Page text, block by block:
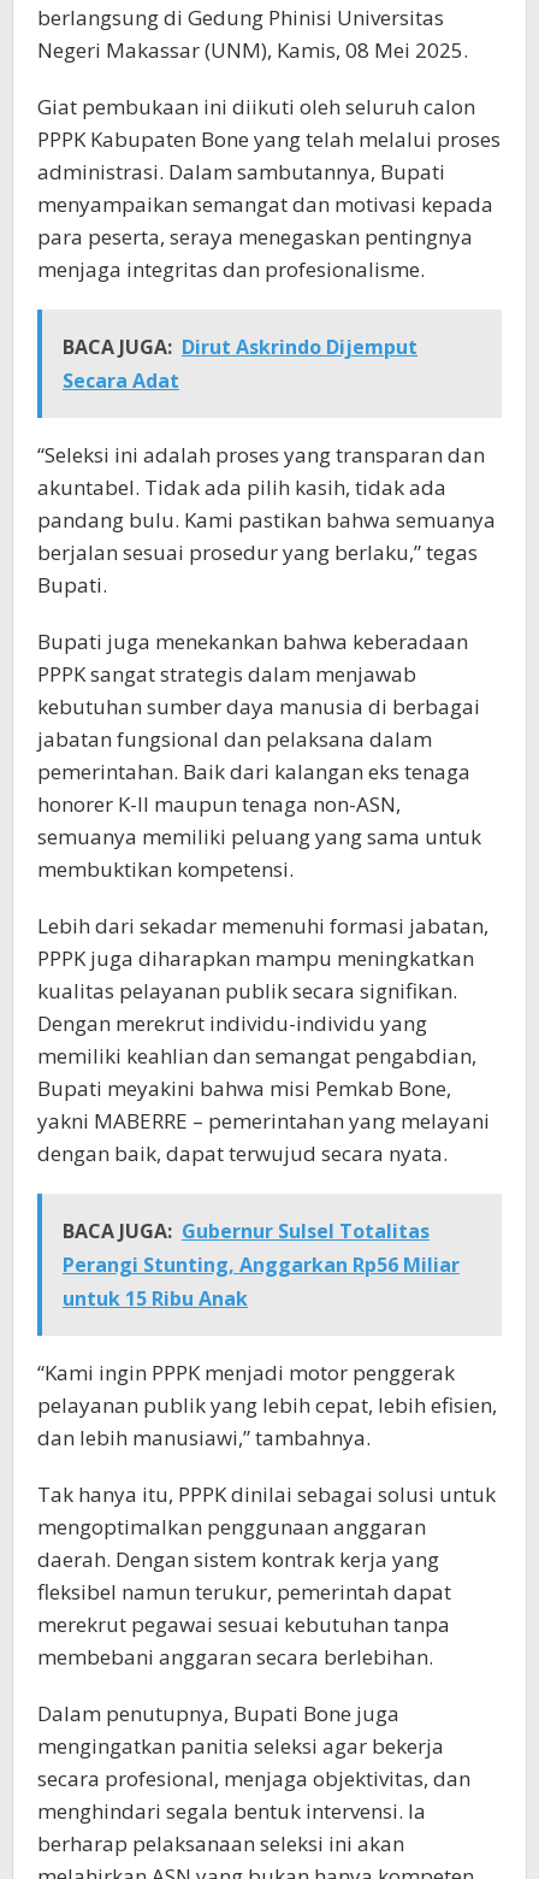
berlangsung di Gedung Phinisi Universitas
Negeri Makassar (UNM), Kamis, 08 Mei 2025.
Giat pembukaan ini diikuti oleh seluruh calon
PPPK Kabupaten Bone yang telah melalui proses
administrasi. Dalam sambutannya, Bupati
menyampaikan semangat dan motivasi kepada
para peserta, seraya menegaskan pentingnya
menjaga integritas dan profesionalisme.
BACA JUGA: Dirut Askrindo Dijemput
Secara Adat
“Seleksi ini adalah proses yang transparan dan
akuntabel. Tidak ada pilih kasih, tidak ada
pandang bulu. Kami pastikan bahwa semuanya
berjalan sesuai prosedur yang berlaku,” tegas
Bupati.
Bupati juga menekankan bahwa keberadaan
PPPK sangat strategis dalam menjawab
kebutuhan sumber daya manusia di berbagai
jabatan fungsional dan pelaksana dalam
pemerintahan. Baik dari kalangan eks tenaga
honorer K-II maupun tenaga non-ASN,
semuanya memiliki peluang yang sama untuk
membuktikan kompetensi.
Lebih dari sekadar memenuhi formasi jabatan,
PPPK juga diharapkan mampu meningkatkan
kualitas pelayanan publik secara signifikan.
Dengan merekrut individu-individu yang
memiliki keahlian dan semangat pengabdian,
Bupati meyakini bahwa misi Pemkab Bone,
yakni MABERRE – pemerintahan yang melayani
dengan baik, dapat terwujud secara nyata.
BACA JUGA: Gubernur Sulsel Totalitas
Perangi Stunting, Anggarkan Rp56 Miliar
untuk 15 Ribu Anak
“Kami ingin PPPK menjadi motor penggerak
pelayanan publik yang lebih cepat, lebih efisien,
dan lebih manusiawi,” tambahnya.
Tak hanya itu, PPPK dinilai sebagai solusi untuk
mengoptimalkan penggunaan anggaran
daerah. Dengan sistem kontrak kerja yang
fleksibel namun terukur, pemerintah dapat
merekrut pegawai sesuai kebutuhan tanpa
membebani anggaran secara berlebihan.
Dalam penutupnya, Bupati Bone juga
mengingatkan panitia seleksi agar bekerja
secara profesional, menjaga objektivitas, dan
menghindari segala bentuk intervensi. Ia
berharap pelaksanaan seleksi ini akan